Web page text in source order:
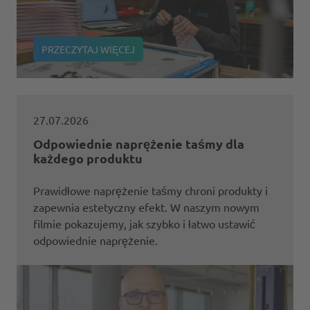
PRZECZYTAJ WIĘCEJ
27.07.2026
Odpowiednie naprężenie taśmy dla
każdego produktu
Prawidłowe naprężenie taśmy chroni produkty i
zapewnia estetyczny efekt. W naszym nowym
filmie pokazujemy, jak szybko i łatwo ustawić
odpowiednie naprężenie.